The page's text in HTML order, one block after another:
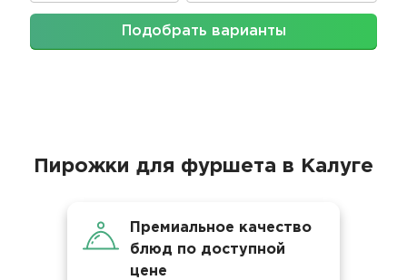
Подобрать варианты
Пирожки для фуршета в Калуге
Премиальное качество
блюд по доступной
цене